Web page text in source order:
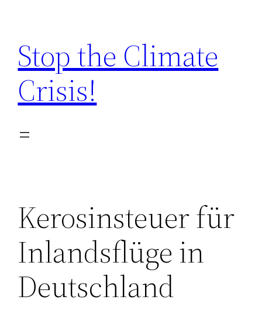
springen
Stop the Climate
Crisis!
Kerosinsteuer für
Inlandsflüge in
Deutschland